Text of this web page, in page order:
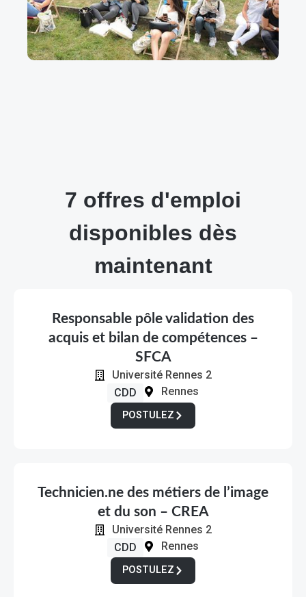
7 offres d'emploi
disponibles dès
maintenant
Responsable pôle validation des
acquis et bilan de compétences –
SFCA
Université Rennes 2
CDD
Rennes
POSTULEZ
Technicien.ne des métiers de l’image
et du son – CREA
Université Rennes 2
CDD
Rennes
POSTULEZ